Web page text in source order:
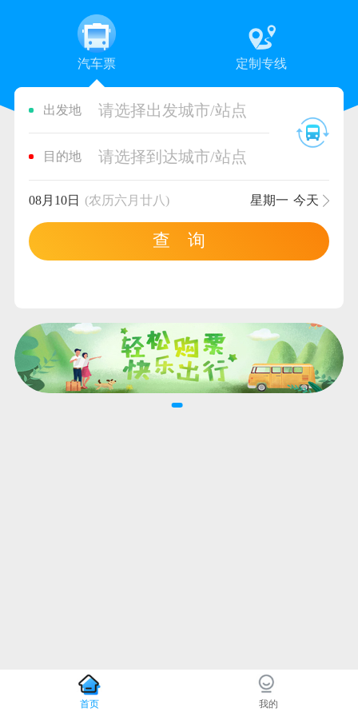
汽车票 定制专线
出发地 请选择出发城市/站点
目的地 请选择到达城市/站点
08月10日 (农历六月廿八) 星期一 今天
查 询
首页 我的